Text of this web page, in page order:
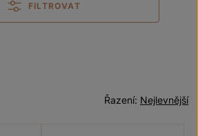
FILTROVAT
Nejlevnější
Řazení: